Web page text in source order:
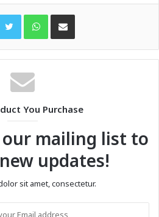
WhatsAppShare via Email
You Purchase
our mailing list to
updates!
sit amet, consectetur.